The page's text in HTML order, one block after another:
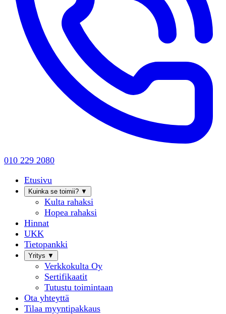
010 229 2080
Etusivu
Kuinka se toimii? ▼
Kulta rahaksi
Hopea rahaksi
Hinnat
UKK
Tietopankki
Yritys ▼
Verkkokulta Oy
Sertifikaatit
Tutustu toimintaan
Ota yhteyttä
Tilaa myyntipakkaus